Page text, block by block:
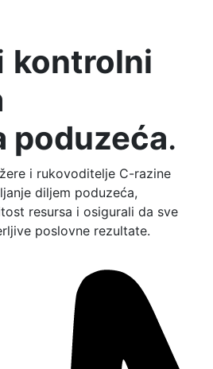
kontrolni
poduzeća.
i rukovoditelje C-razine
diljem poduzeća,
resursa i osigurali da sve
poslovne rezultate.